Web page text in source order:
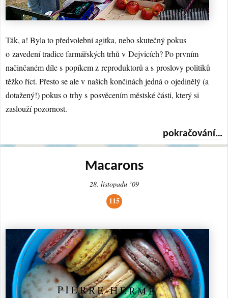
Ták, a! Byla to předvolební agitka, nebo skutečný pokus
o zavedení tradice farmářských trhů v Dejvicích? Po prvním
načinčaném díle s popíkem z reproduktorů a s proslovy politiků
těžko říct. Přesto se ale v našich končinách jedná o ojedinělý (a
dotažený!) pokus o trhy s posvěcením městské části, který si
zaslouží pozornost.
pokračování…
Macarons
28. listopadu ʼ09
115